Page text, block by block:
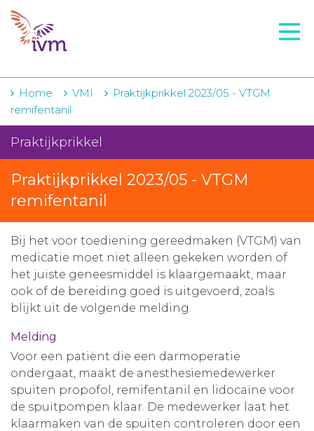
VMI
IVM-academie
Zorginstellingen
Voorschrijfgedrag
Projecten
Over IVM
Actueel
Contact
Winkelwagentje
Aanmelden nieuwsbrief
Inloggen
Toegang leeromgeving
Home VMI
Praktijkprikkel 2023/05 - VTGM
remifentanil
Praktijkprikkel
Praktijkprikkel 2023/05 - VTGM
remifentanil
Bij het voor toediening gereedmaken (VTGM) van
medicatie moet niet alleen gekeken worden of
het juiste geneesmiddel is klaargemaakt, maar
ook of de bereiding goed is uitgevoerd, zoals
blijkt uit de volgende melding.
Melding
Voor een patiënt die een darmoperatie
ondergaat, maakt de anesthesiemedewerker
spuiten propofol, remifentanil en lidocaïne voor
de spuitpompen klaar. De medewerker laat het
klaarmaken van de spuiten controleren door een